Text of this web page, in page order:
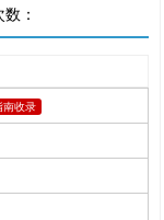
：
南收录